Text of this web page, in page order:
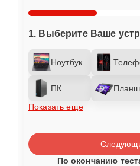
1. Выберите Ваше
Ноутбук
ПК
Показать еще
По окончанию